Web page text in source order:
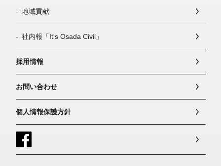
地域貢献
社内報「It's Osada Civil」
採用情報
お問い合わせ
個人情報保護方針